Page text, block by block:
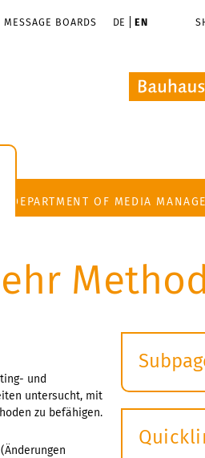
MESSAGE BOARDS DE EN
DEPARTMENT OF MEDIA
und
untersucht, mit
zu befähigen.